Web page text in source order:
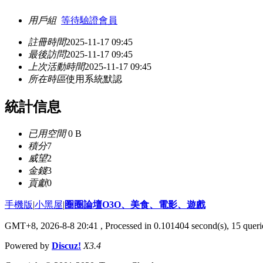
用戶組 等待驗證會員
註冊時間2025-11-17 09:45
最後訪問2025-11-17 09:45
上次活動時間2025-11-17 09:45
所在時區使用系統默認
統計信息
已用空間0 B
積分7
威望2
金錢3
貢獻0
手機版|小黑屋|圈圈論壇O3O、美食、電影、遊戲
GMT+8, 2026-8-8 20:41 , Processed in 0.101404 second(s), 15
Powered by Discuz! X3.4